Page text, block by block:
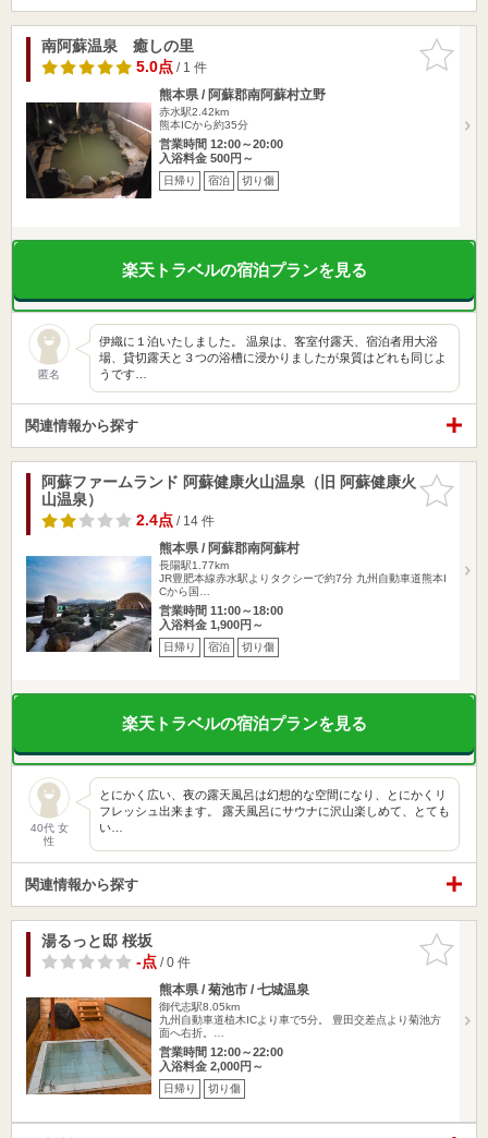
お気に入
りに追加
南阿蘇温泉 癒しの里
5.0点/ 1 件
熊本県 / 阿蘇郡南阿蘇村立野
赤水駅2.42km
熊本ICから約35分
営業時間 12:00～20:00
入浴料金 500円～
日帰り 宿泊 切り傷
楽天トラベルの宿泊プランを見る
匿名
伊織に１泊いたしました。 温泉は、客室付露天、宿泊者用大浴
場、貸切露天と３つの浴槽に浸かりましたが泉質はどれも同じよ
うです…
関連情報から探す
お気に入
りに追加
阿蘇ファームランド 阿蘇健康火山温泉（旧 阿蘇健康火
山温泉）
2.4点/ 14 件
熊本県 / 阿蘇郡南阿蘇村
長陽駅1.77km
JR豊肥本線赤水駅よりタクシーで約7分 九州自動車道熊本I
Cから国…
営業時間 11:00～18:00
入浴料金 1,900円～
日帰り 宿泊 切り傷
楽天トラベルの宿泊プランを見る
40代 女
性
とにかく広い、夜の露天風呂は幻想的な空間になり、とにかくリ
フレッシュ出来ます。 露天風呂にサウナに沢山楽しめて、とても
い…
関連情報から探す
お気に入
りに追加
湯るっと邸 桜坂
-点/ 0 件
熊本県 / 菊池市 / 七城温泉
御代志駅8.05km
九州自動車道植木ICより車で5分。 豊田交差点より菊池方
面へ右折。…
営業時間 12:00～22:00
入浴料金 2,000円～
日帰り 切り傷